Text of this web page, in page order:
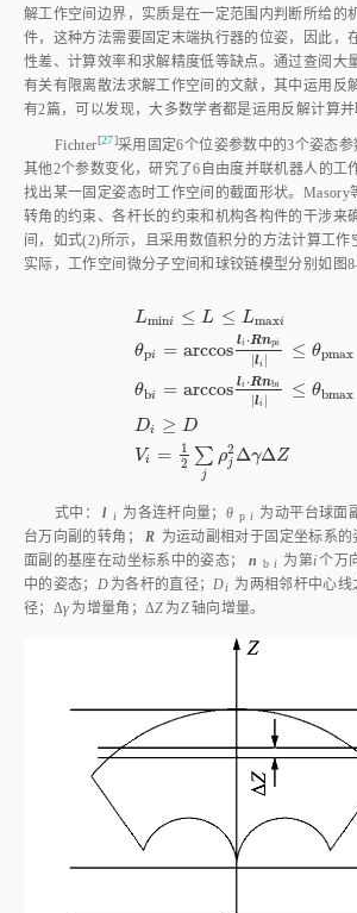
解工作空间边界，实质是在一定范围内判断所给的
件，这种方法需要固定末端执行器的位姿，因此，
性差、计算效率和求解精度低等缺点。通过查阅大
有关有限离散法求解工作空间的文献，其中运用反
有2篇，可以发现，大多数学者都是运用反解计算并
Fichter[27]采用固定6个位姿参数中的3个姿态
其他2个参数变化，研究了6自由度并联机器人的工
找出某一固定姿态时工作空间的截面形状。Masory
转角的约束、各杆长的约束和机构各构件的干涉来
间，如式(2)所示，且采用数值积分的方法计算工作
实际，工作空间微分子空间和球铰链模型分别如 图8
Lmini ≤ L ≤ Lmaxi
θpi = arccos li ⋅Rnpi
|li | ≤ θpmax
θbi = arccos li ⋅Rnbi
|li | ≤ θbmax
Di ≥ D
Vi =
1
2 ∑
j
ρ2
j ΔγΔZ
Lm ni≤L≤Lmaxiθpi= ar ccosli⋅
式中： l i 为各连杆向量； θ p i 为动平台球面
台万向副的转角；
R 为运动副相对于固定坐标系的
面副的基座在动坐标系中的姿态；
n b i 为第i个万
中的姿态； D 为各杆的直径；Di 为两相邻杆中心线
径；Δγ 为增量角；ΔZ 为Z轴向增量。